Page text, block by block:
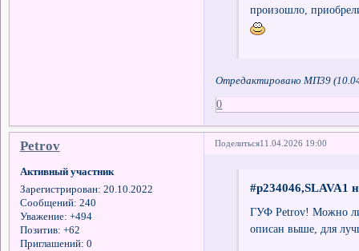
произошло,
Отредактировано МП39
0
Поделиться11.04.2026 19:00
Petrov
Активный участник
Зарегистрирован: 20.10.2022
Сообщений: 240
Уважение: +494
Позитив: +62
Приглашений: 0
#p234046,SLAVA1
ГУФ Petrov! Можно ли
описан выше, для